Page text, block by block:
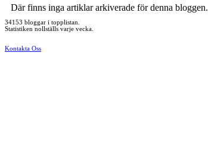
Där finns inga artiklar arkiverade för denna bloggen.
34153 bloggar i topplistan.
Statistiken nollställs varje vecka.
Kontakta Oss